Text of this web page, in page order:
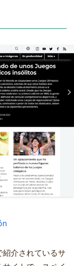
介されているサ